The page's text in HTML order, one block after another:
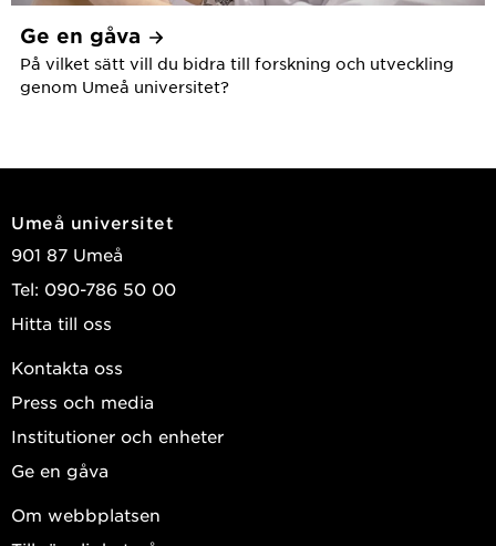
Ge en gåva
På vilket sätt vill du bidra till forskning och utveckling
genom Umeå universitet?
Umeå universitet
901 87 Umeå
Tel: 090-786 50 00
Hitta till oss
Kontakta oss
Press och media
Institutioner och enheter
Ge en gåva
Om webbplatsen